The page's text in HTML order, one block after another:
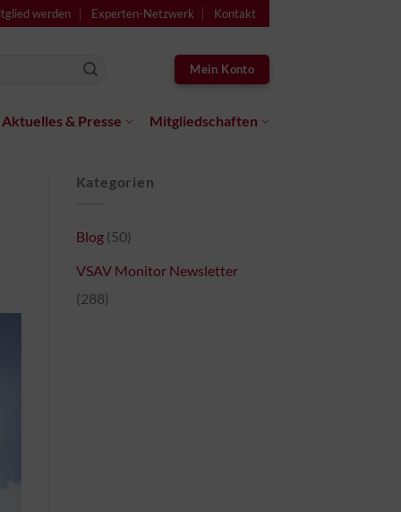
werden Experten-Netzwerk Kontakt
Mein Konto
Aktuelles & Presse Mitgliedschaften
Kategorien
Blog(50)
VSAV Monitor Newsletter
(288)